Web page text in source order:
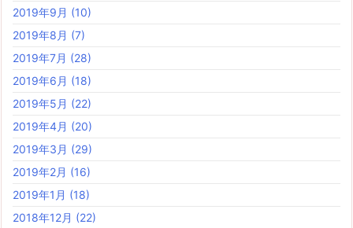
2019年9月 (10)
2019年8月 (7)
2019年7月 (28)
2019年6月 (18)
2019年5月 (22)
2019年4月 (20)
2019年3月 (29)
2019年2月 (16)
2019年1月 (18)
2018年12月 (22)